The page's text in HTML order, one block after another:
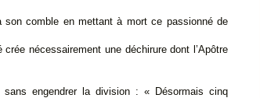
comble en mettant à mort ce passionné de
nécessairement une déchirure dont l’Apôtre
engendrer la division : « Désormais cinq